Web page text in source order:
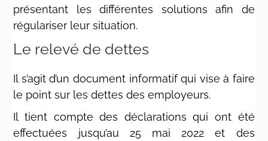
présentant les différentes solutions afin de
régulariser leur situation.
Le relevé de dettes
Il s’agit d’un document informatif qui vise à faire
le point sur les dettes des employeurs.
Il tient compte des déclarations qui ont été
effectuées jusqu’au 25 mai 2022 et des